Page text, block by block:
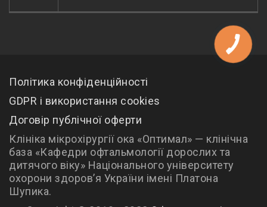
Політика конфіденційності
GDPR і використання cookies
Договір публічної оферти
Клініка мікрохірургії ока «Оптимал» — клінічна
база «Кафедри офтальмології дорослих та
дитячого віку» Національного університету
охорони здоров’я України імені Платона
Шупика.